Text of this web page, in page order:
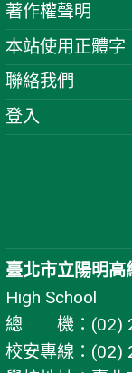
著作權聲明
本站使用正體字
聯絡我們
登入
臺北市立陽明高
High School
總 機：(02)
校安專線：(02)